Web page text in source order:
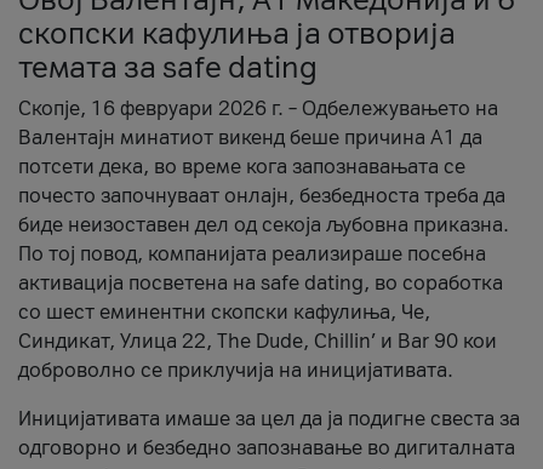
скопски кафулиња ја отворија
темата за safe dating
Скопје, 16 февруари 2026 г. – Одбележувањето на
Валентајн минатиот викенд беше причина А1 да
потсети дека, во време кога запознавањата се
почесто започнуваат онлајн, безбедноста треба да
биде неизоставен дел од секоја љубовна приказна.
По тој повод, компанијата реализираше посебна
активација посветена на safe dating, во соработка
со шест еминентни скопски кафулиња, Че,
Синдикат, Улица 22, The Dude, Chillin’ и Bar 90 кои
доброволно се приклучија на иницијативата.
Иницијативата имаше за цел да ја подигне свеста за
одговорно и безбедно запознавање во дигиталната